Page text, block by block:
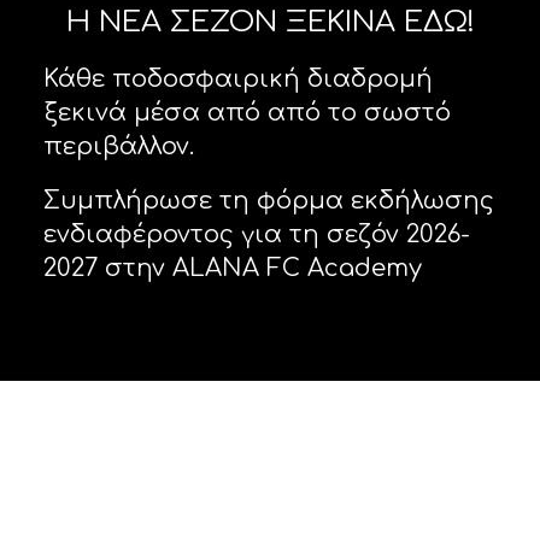
Η ΝΕΑ ΣΕΖΟΝ ΞΕΚΙΝΑ ΕΔΩ!
Κάθε ποδοσφαιρική διαδρομή
ξεκινά μέσα από από το σωστό
περιβάλλον.
Συμπλήρωσε τη φόρμα εκδήλωσης
ενδιαφέροντος για τη σεζόν 2026-
2027 στην ALANA FC Academy